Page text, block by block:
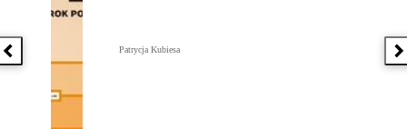
Poprzednia książka
Patrycja Kubiesa